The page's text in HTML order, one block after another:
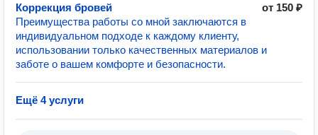
Коррекция бровей
от 150 ₽
Преимущества работы со мной заключаются в
индивидуальном подходе к каждому клиенту,
использовании только качественных материалов и
заботе о вашем комфорте и безопасности.
Ещё 4 услуги